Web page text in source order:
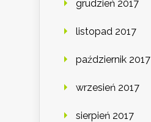
grudzień 2017
listopad 2017
październik 2017
wrzesień 2017
sierpień 2017